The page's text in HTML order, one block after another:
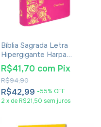
Bíblia Sagrada Letra
Hipergigante Harpa
Avivada E Corinhos -
Carteira Pink
R$42,99 -55% OFF
R$94,90
R$41,70 com Pix
2 x de R$21,50 sem juros